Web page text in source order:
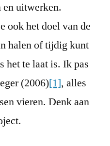
en uitwerken.
ook het doel van de
halen of tijdig kunt
het te laat is. Ik pas
(2006)[1], alles
vieren. Denk aan